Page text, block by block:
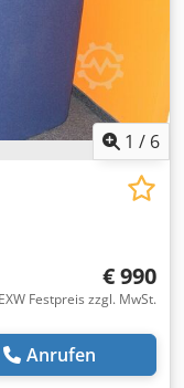
Verpackung und
Für nähere
auch persönlich
1 / 6
€ 990
EXW Festpreis zzgl. MwSt.
Anrufen